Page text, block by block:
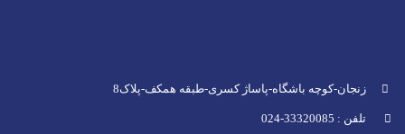
زنجان-کوچه باشگاه-پاساژ کسری-طبقه همکف-پلاک8
تلفن : 33320085-024